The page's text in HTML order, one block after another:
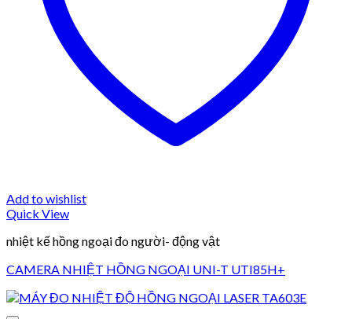
Add to wishlist
Quick View
nhiệt kế hồng ngoại đo người- động vật
CAMERA NHIỆT HỒNG NGOẠI UNI-T UTI85H+